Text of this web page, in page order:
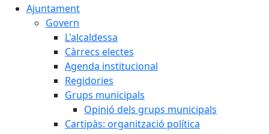
Ajuntament
Govern
L'alcaldessa
Càrrecs electes
Agenda institucional
Regidories
Grups municipals
Opinió dels grups municipals
Cartipàs: organització política